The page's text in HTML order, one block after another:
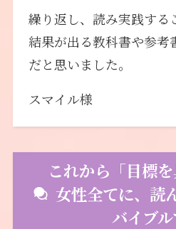
繰り返し、読み実践する
結果が出る教科書や参考
だと思いました。
スマイル様
これから「目標を
女性全てに、読
バイブル